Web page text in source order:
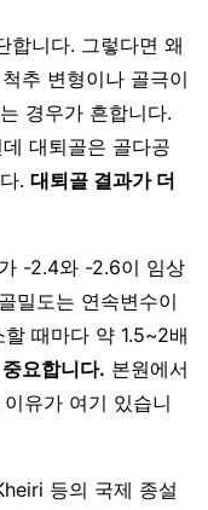
합니다. 그렇다면 왜
추 변형이나 골극이
경우가 흔합니다.
대퇴골은 골다공
. 대퇴골 결과가 더
-2.4와 -2.6이 임상
밀도는 연속변수이
때마다 약 1.5~2배
요합니다. 본원에서
유가 여기 있습니
등의 국제 종설